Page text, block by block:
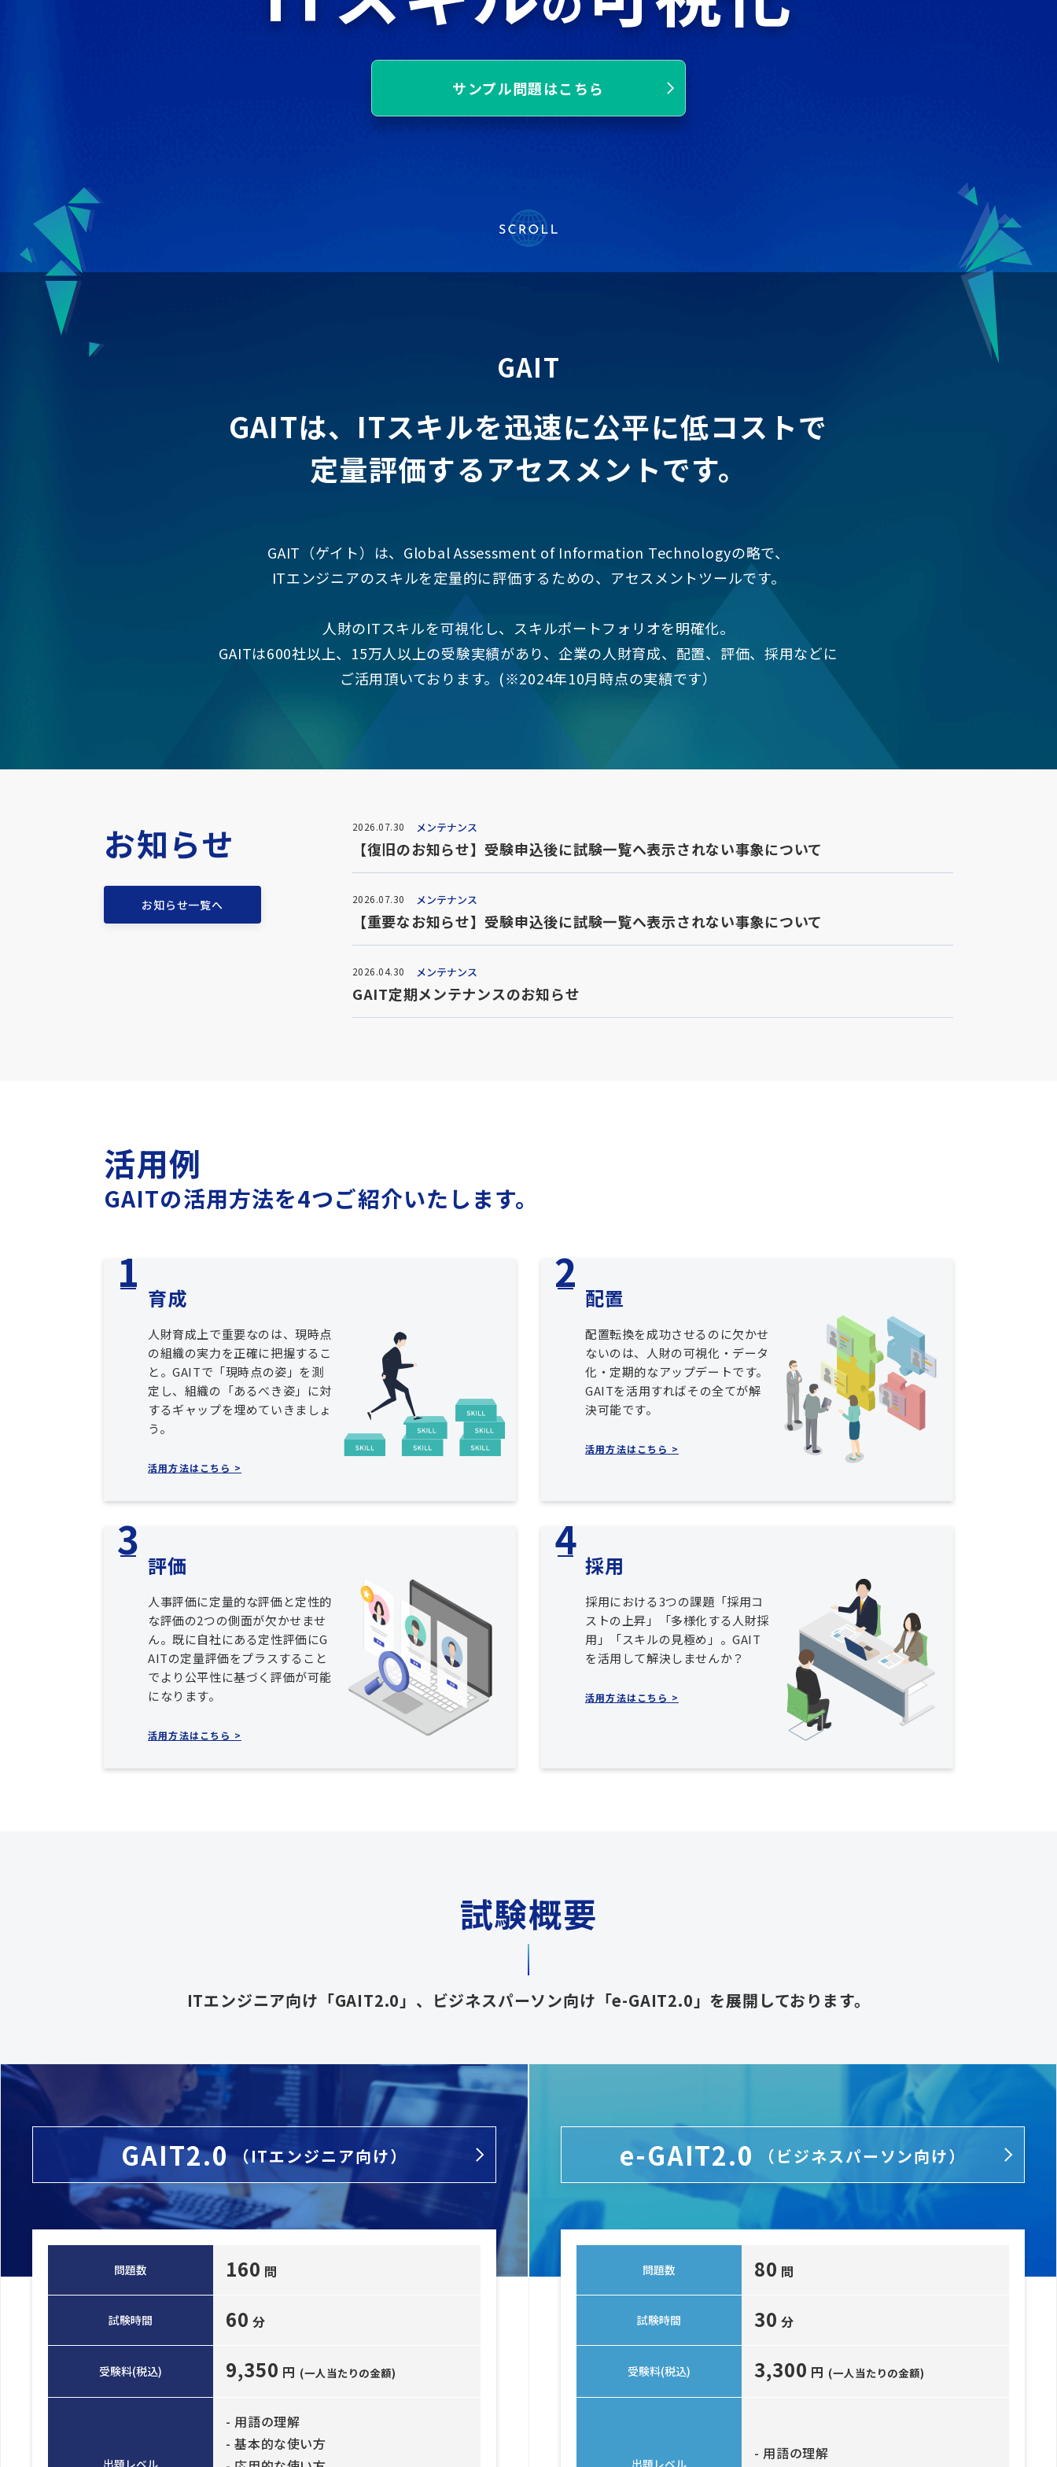
サンプル問題はこちら
GAIT
GAITは、ITスキルを迅速に公平に低コストで
定量評価するアセスメントです。
GAIT（ゲイト）は、Global Assessment of Information Technologyの略で、
ITエンジニアのスキルを定量的に評価するための、アセスメントツールです。
人財のITスキルを可視化し、スキルポートフォリオを明確化。
GAITは600社以上、15万人以上の受験実績があり、企業の人財育成、配置、評価、採用などに
ご活用頂いております。(※2024年10月時点の実績です）
お知らせ
お知らせ一覧へ
2026.07.30 メンテナンス
【復旧のお知らせ】受験申込後に試験一覧へ表示されない事象について
2026.07.30 メンテナンス
【重要なお知らせ】受験申込後に試験一覧へ表示されない事象について
2026.04.30 メンテナンス
GAIT定期メンテナンスのお知らせ
活用例
GAITの活用方法を4つご紹介いたします。
育成
人財育成上で重要なのは、現時点
の組織の実力を正確に把握するこ
と。GAITで「現時点の姿」を測
定し、組織の「あるべき姿」に対
するギャップを埋めていきましょ
う。
活用方法はこちら >
配置
配置転換を成功させるのに欠かせ
ないのは、人財の可視化・データ
化・定期的なアップデートです。
GAITを活用すればその全てが解
決可能です。
活用方法はこちら >
評価
人事評価に定量的な評価と定性的
な評価の2つの側面が欠かせませ
ん。既に自社にある定性評価にG
AITの定量評価をプラスすること
でより公平性に基づく評価が可能
になります。
活用方法はこちら >
採用
採用における3つの課題「採用コ
ストの上昇」「多様化する人財採
用」「スキルの見極め」。GAIT
を活用して解決しませんか？
活用方法はこちら >
試験概要
ITエンジニア向け「GAIT2.0」、ビジネスパーソン向け「e-GAIT2.0」を展開しております。
GAIT2.0 （ITエンジニア向け）
問題数 160 問
試験時間 60 分
受験料(税込) 9,350 円 (一人当たりの金額)
出題レベル
- 用語の理解
- 基本的な使い方
e-GAIT2.0 （ビジネスパーソン向け）
問題数 80 問
試験時間 30 分
受験料(税込) 3,300 円 (一人当たりの金額)
出題レベル
- 用語の理解